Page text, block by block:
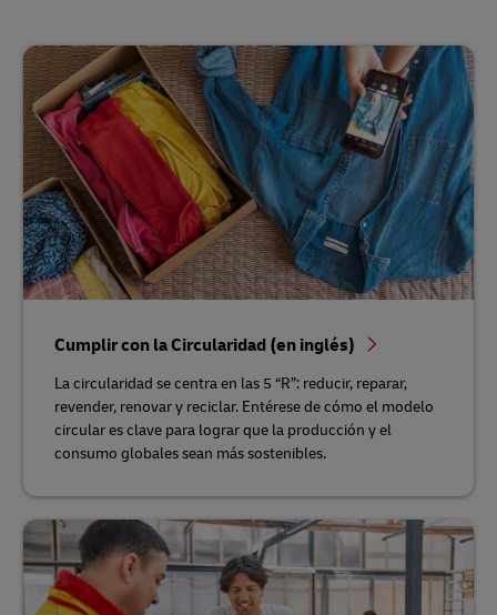
Cumplir con la Circularidad (en inglés)
La circularidad se centra en las 5 “R”: reducir, reparar,
revender, renovar y reciclar. Entérese de cómo el modelo
circular es clave para lograr que la producción y el
consumo globales sean más sostenibles.